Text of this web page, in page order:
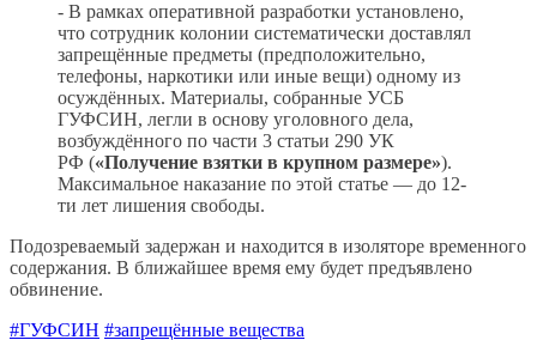
- В рамках оперативной разработки установлено,
что сотрудник колонии систематически доставлял
запрещённые предметы (предположительно,
телефоны, наркотики или иные вещи) одному из
осуждённых. Материалы, собранные УСБ
ГУФСИН, легли в основу уголовного дела,
возбуждённого по части 3 статьи 290 УК
РФ («Получение взятки в крупном размере»).
Максимальное наказание по этой статье — до 12-
ти лет лишения свободы.
Подозреваемый задержан и находится в изоляторе временного
содержания. В ближайшее время ему будет предъявлено
обвинение.
#ГУФСИН #запрещённые вещества